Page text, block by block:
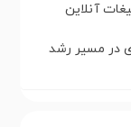
آنلاین
در مسیر رشد